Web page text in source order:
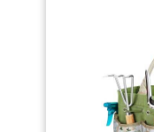
poignée bien
facilement à
fatigue de la
désherbage et
est conçu avec
rangement